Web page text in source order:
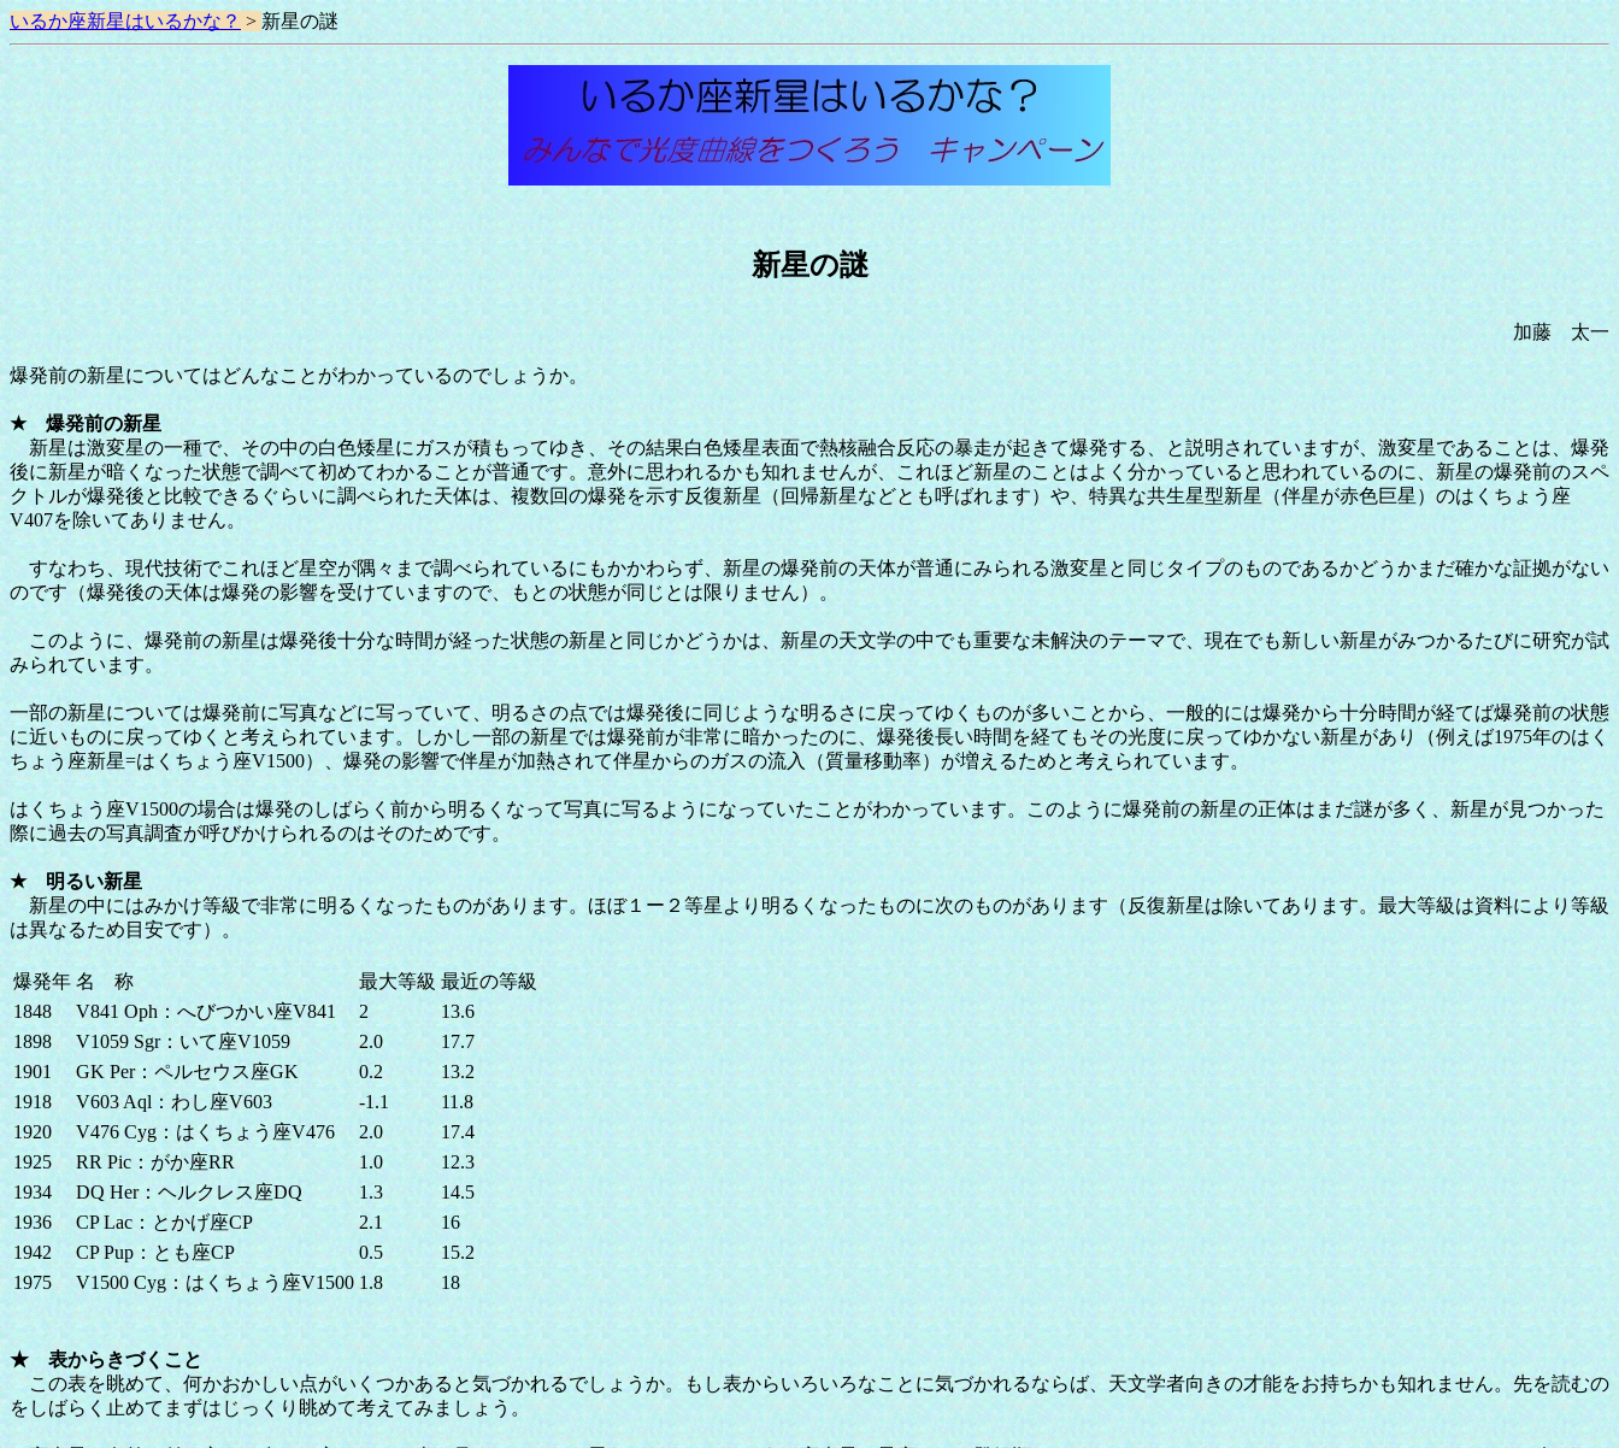
いるか座新星はいるかな？ > 新星の謎
新星の謎
加藤 太一
爆発前の新星についてはどんなことがわかっているのでしょうか。
★ 爆発前の新星
新星は激変星の一種で、その中の白色矮星にガスが積もってゆき、その結果白色矮星表面で熱核融合反応の暴走が起きて爆発する、と説明されていますが、激変星であることは、爆発
後に新星が暗くなった状態で調べて初めてわかることが普通です。意外に思われるかも知れませんが、これほど新星のことはよく分かっていると思われているのに、新星の爆発前のスペ
クトルが爆発後と比較できるぐらいに調べられた天体は、複数回の爆発を示す反復新星（回帰新星などとも呼ばれます）や、特異な共生星型新星（伴星が赤色巨星）のはくちょう座
V407を除いてありません。
すなわち、現代技術でこれほど星空が隅々まで調べられているにもかかわらず、新星の爆発前の天体が普通にみられる激変星と同じタイプのものであるかどうかまだ確かな証拠がない
のです（爆発後の天体は爆発の影響を受けていますので、もとの状態が同じとは限りません）。
このように、爆発前の新星は爆発後十分な時間が経った状態の新星と同じかどうかは、新星の天文学の中でも重要な未解決のテーマで、現在でも新しい新星がみつかるたびに研究が試
みられています。
一部の新星については爆発前に写真などに写っていて、明るさの点では爆発後に同じような明るさに戻ってゆくものが多いことから、一般的には爆発から十分時間が経てば爆発前の状態
に近いものに戻ってゆくと考えられています。しかし一部の新星では爆発前が非常に暗かったのに、爆発後長い時間を経てもその光度に戻ってゆかない新星があり（例えば1975年のはく
ちょう座新星=はくちょう座V1500）、爆発の影響で伴星が加熱されて伴星からのガスの流入（質量移動率）が増えるためと考えられています。
はくちょう座V1500の場合は爆発のしばらく前から明るくなって写真に写るようになっていたことがわかっています。このように爆発前の新星の正体はまだ謎が多く、新星が見つかった
際に過去の写真調査が呼びかけられるのはそのためです。
★ 明るい新星
新星の中にはみかけ等級で非常に明るくなったものがあります。ほぼ１ー２等星より明るくなったものに次のものがあります（反復新星は除いてあります。最大等級は資料により等級
は異なるため目安です）。
爆発年 名 称 最大等級 最近の等級
1848
V841 Oph：へびつかい座V841 2
13.6
1898
V1059 Sgr：いて座V1059 2.0
17.7
1901
GK Per：ペルセウス座GK 0.2
13.2
1918
V603 Aql：わし座V603 -1.1
11.8
1920
V476 Cyg：はくちょう座V476 2.0
17.4
1925
RR Pic：がか座RR 1.0
12.3
1934
DQ Her：ヘルクレス座DQ 1.3
14.5
1936
CP Lac：とかげ座CP 2.1
16
1942
CP Pup：とも座CP 0.5
15.2
1975
V1500 Cyg：はくちょう座V1500 1.8 18
★ 表からきづくこと
この表を眺めて、何かおかしい点がいくつかあると気づかれるでしょうか。もし表からいろいろなことに気づかれるならば、天文学者向きの才能をお持ちかも知れません。先を読むの
をしばらく止めてまずはじっくり眺めて考えてみましょう。